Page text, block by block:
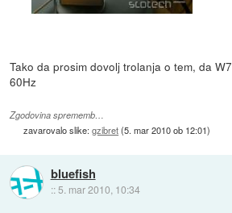
Tako da prosim dovolj trolanja o tem, da
60Hz
Zgodovina sprememb…
zavarovalo slike:gzibret(5. mar 2010 ob 12:01)
bluefish
:: 5. mar 2010, 10:34